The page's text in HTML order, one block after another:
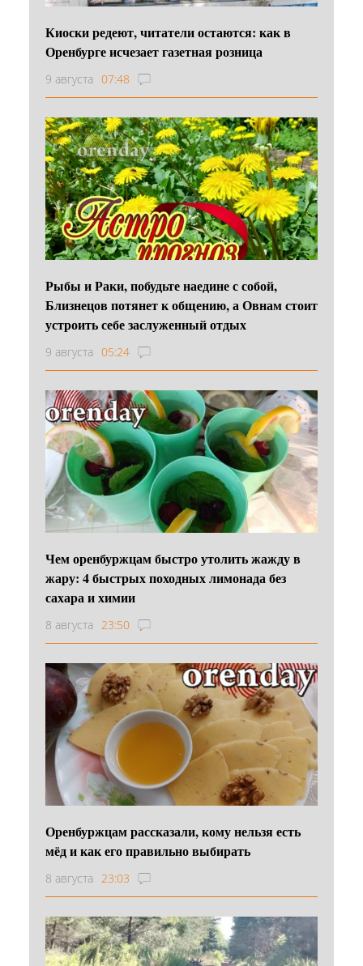
Киоски редеют, читатели остаются: как в
Оренбурге исчезает газетная розница
9 августа 07:48
Рыбы и Раки, побудьте наедине с собой,
Близнецов потянет к общению, а Овнам стоит
устроить себе заслуженный отдых
9 августа 05:24
Чем оренбуржцам быстро утолить жажду в
жару: 4 быстрых походных лимонада без
сахара и химии
8 августа 23:50
Оренбуржцам рассказали, кому нельзя есть
мёд и как его правильно выбирать
8 августа 23:03